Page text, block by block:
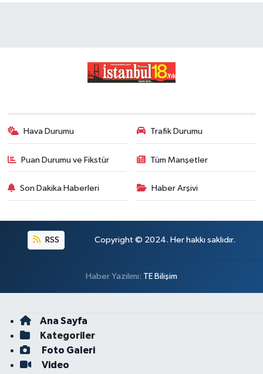
Hava Durumu Trafik Durumu
Puan Durumu ve Fikstür Tüm Manşetler
Son Dakika Haberleri Haber Arşivi
RSS Copyright © 2024. Her hakkı saklıdır.
Haber Yazılımı: TE Bilişim
Ana Sayfa
Kategoriler
Foto Galeri
Video